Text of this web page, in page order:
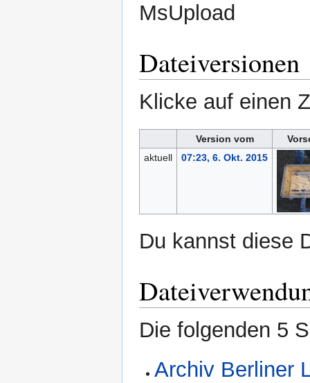
MsUpload
Dateiversionen
Klicke auf einen
Version vom
aktuell
07:23, 6. Okt. 2015
Du kannst diese
Die folgenden 5
Archiv Berliner